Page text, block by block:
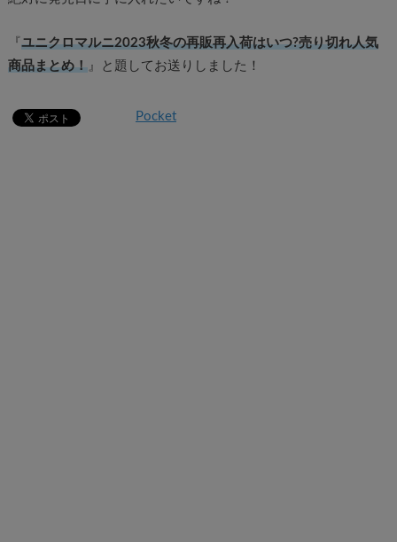
『 ユニクロマルニ2023秋冬の再販再入荷はいつ?売り切れ人気
商品まとめ！』と題してお送りしました！
Pocket